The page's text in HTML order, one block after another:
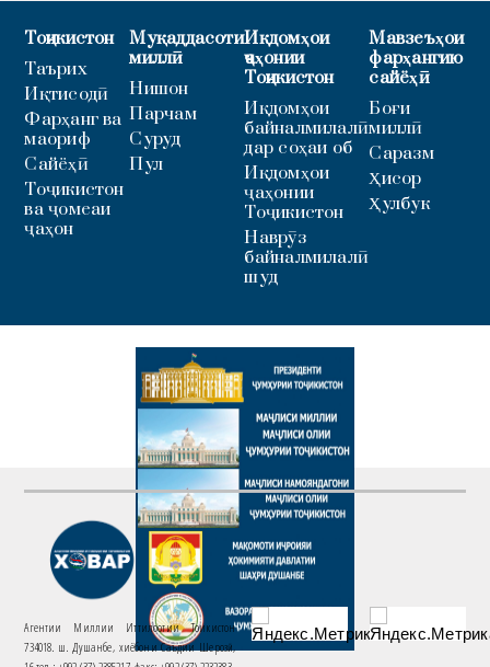
Тоҷикистон
Таърих
Иқтисодӣ
Фарҳанг ва
маориф
Сайёҳӣ
Тоҷикистон
ва ҷомеаи
ҷаҳон
Муқаддасоти
миллӣ
Нишон
Парчам
Суруд
Пул
Иқдомҳои
ҷаҳонии
Тоҷикистон
Иқдомҳои
байналмилалӣ
дар соҳаи об
Иқдомҳои
ҷаҳонии
Тоҷикистон
Наврӯз
байналмилалӣ
шуд
Мавзеъҳои
фарҳангию
сайёҳӣ
Боғи
миллӣ
Саразм
Ҳисор
Ҳулбук
Агентии Миллии Иттилоотии Тоҷикистон
734018. ш. Душанбе, хиёбони Саъдии Шерозӣ,